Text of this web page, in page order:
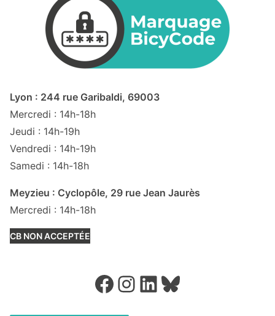
Lyon : 244 rue Garibaldi, 69003
Mercredi : 14h-18h
Jeudi : 14h-19h
Vendredi : 14h-19h
Samedi : 14h-18h
Meyzieu : Cyclopôle, 29 rue Jean Jaurès
Mercredi : 14h-18h
CB NON ACCEPTÉE
Facebook Instagram LinkedIn Bluesky